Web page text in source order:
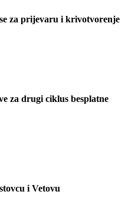
za prijevaru i krivotvorenje
za drugi ciklus besplatne
i Vetovu